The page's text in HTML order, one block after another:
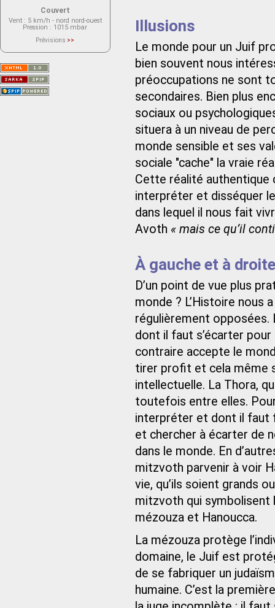
Illusions
Le monde pour un Juif
bien souvent nous
préoccupations ne sont
secondaires. Bien plus
sociaux ou
situera à un niveau de
monde sensible et ses
sociale "cache" la vraie
Cette réalité authentique
interpréter et disséquer
dans lequel il nous fait
Avoth « mais ce qu’il
À gauche et à droite
D’un point de vue plus
monde ? L’Histoire
régulièrement opposées.
dont il faut s’écarter pour
contraire accepte le
tirer profit et cela même
intellectuelle. La Thora,
toutefois entre elles.
interpréter et dont il faut
et chercher à écarter de
dans le monde. En
mitzvoth parvenir à voir
vie, qu’ils soient grands
mitzvoth qui symbolisent
mézouza et Hanoucca.
La mézouza protège
domaine, le Juif est
de se fabriquer un
humaine. C’est la
Couvert
Vent : 5 km/h - nord nord-ouest
Pression : 1015 mbar
Prévisions >>
actuellement aucune prévision
Saint-Nom.
Veuillez consulter le message du
service ci-dessous.
(401 - Invalid API key. Please see
https://openweathermap.org/faq#error401